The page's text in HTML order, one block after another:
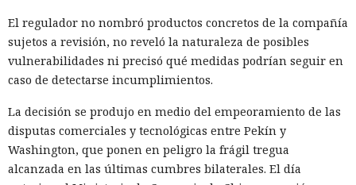
El regulador no nombró productos concretos de la compañía
sujetos a revisión, no reveló la naturaleza de posibles
vulnerabilidades ni precisó qué medidas podrían seguir en
caso de detectarse incumplimientos.
La decisión se produjo en medio del empeoramiento de las
disputas comerciales y tecnológicas entre Pekín y
Washington, que ponen en peligro la frágil tregua
alcanzada en las últimas cumbres bilaterales. El día